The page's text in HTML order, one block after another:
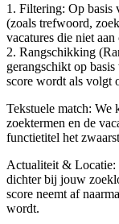
1. Filtering: Op basis
(zoals trefwoord,
vacatures die niet
2. Rangschikking
gerangschikt op
score wordt als volgt
Tekstuele match: We
zoektermen en de
functietitel het
Actualiteit & Locatie:
dichter bij jouw
score neemt af
wordt.